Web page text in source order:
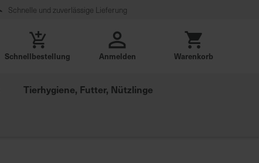
Schnelle und zuverlässige Lieferung
Schnellbestellung Anmelden Warenkorb
Tierhygiene, Futter, Nützlinge